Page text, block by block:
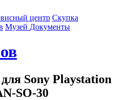
центр Cкупка
Музей Документы
Sony Playstation
SO-30